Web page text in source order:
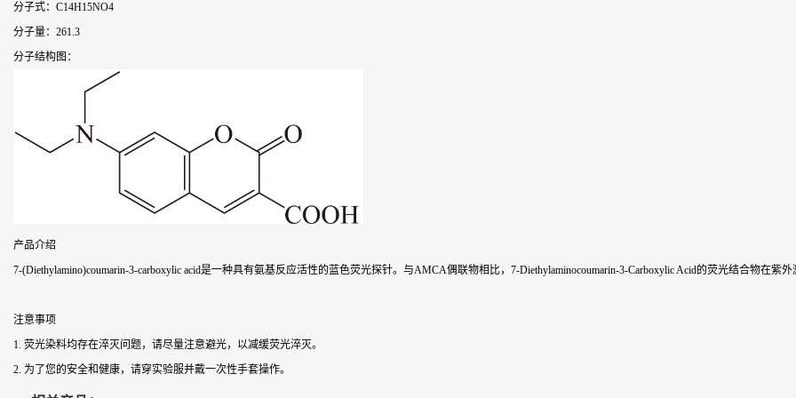
分子式：C14H15NO4
分子量：261.3
分子结构图：
产品介绍
7-(Diethylamino)coumarin-3-carboxylic acid是一种具有氨基反应活性的蓝色荧光探针。与AMCA偶联物相比，7-Diethylaminocoumarin-3-Carboxylic Acid的荧光结合物在紫
注意事项
1. 荧光染料均存在淬灭问题，请尽量注意避光，以减缓荧光淬灭。
2. 为了您的安全和健康，请穿实验服并戴一次性手套操作。